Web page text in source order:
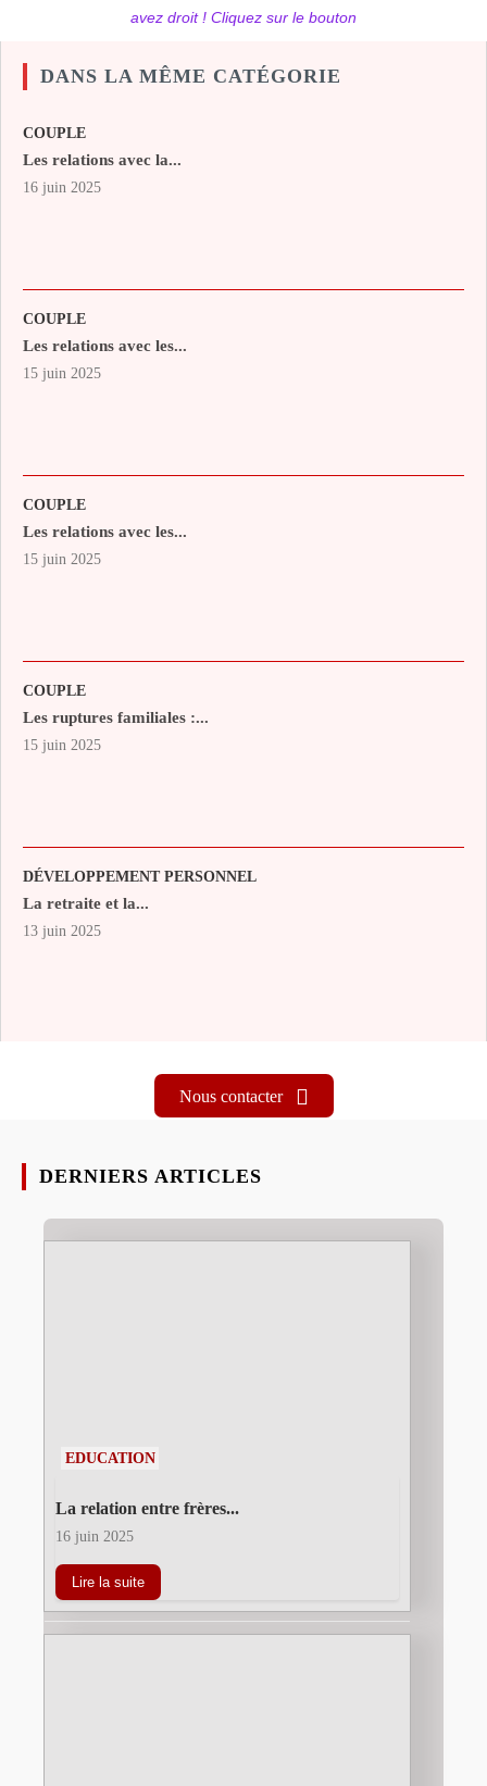
avez droit ! Cliquez sur le bouton
DANS LA MÊME CATÉGORIE
COUPLE
Les relations avec la...
16 juin 2025
COUPLE
Les relations avec les...
15 juin 2025
COUPLE
Les relations avec les...
15 juin 2025
COUPLE
Les ruptures familiales :...
15 juin 2025
DÉVELOPPEMENT PERSONNEL
La retraite et la...
13 juin 2025
Nous contacter
DERNIERS ARTICLES
EDUCATION
La relation entre frères...
16 juin 2025
Lire la suite